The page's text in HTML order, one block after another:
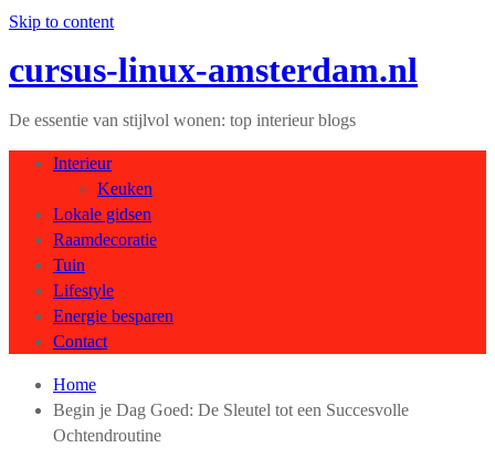
Skip to content
cursus-linux-amsterdam.nl
De essentie van stijlvol wonen: top interieur blogs
Interieur
Keuken
Lokale gidsen
Raamdecoratie
Tuin
Lifestyle
Energie besparen
Contact
Home
Begin je Dag Goed: De Sleutel tot een Succesvolle
Ochtendroutine